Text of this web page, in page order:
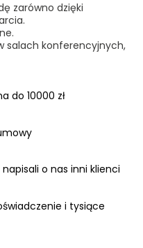
zarówno dzięki
salach konferencyjnych,
do 10000 zł
o nas inni klienci
i tysiące